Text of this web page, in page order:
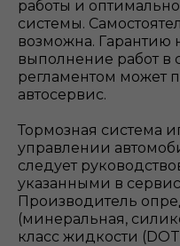
работы и
системы.
возможна. Гарантию
выполнение работ в
регламентом может
автосервис.
Тормозная система
управлении
следует
указанными в
Производитель
(минеральная,
класс жидкости (DOT